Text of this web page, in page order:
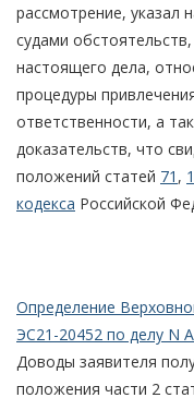
рассмотрение, указал
судами
настоящего дела,
процедуры
ответственности, а
доказательств, что
положений статей 71 ,
кодекса Российской
Определение
ЭС21-20452 по делу N
Доводы заявителя
положения части 2